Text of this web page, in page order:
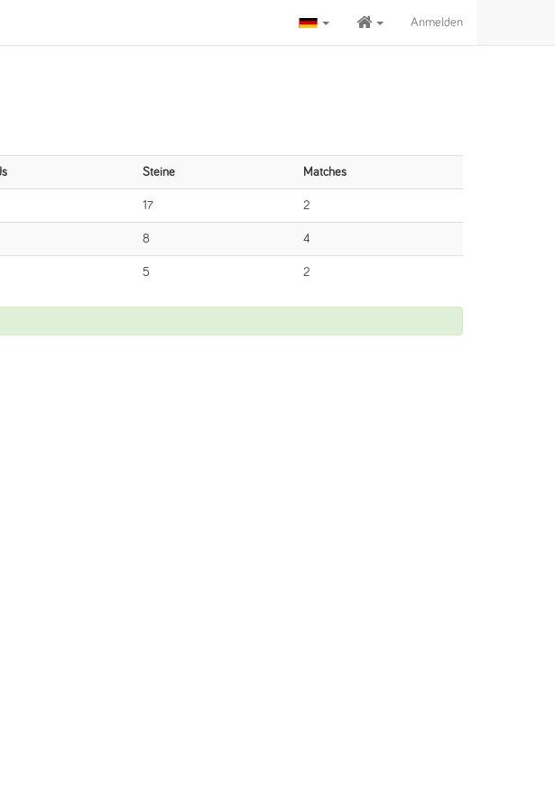
Anmelden
Steine Matches
17 2
8 4
5 2